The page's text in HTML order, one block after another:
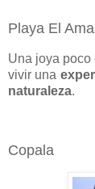
Playa El
Una joya poco
vivir una
naturaleza.
Copala